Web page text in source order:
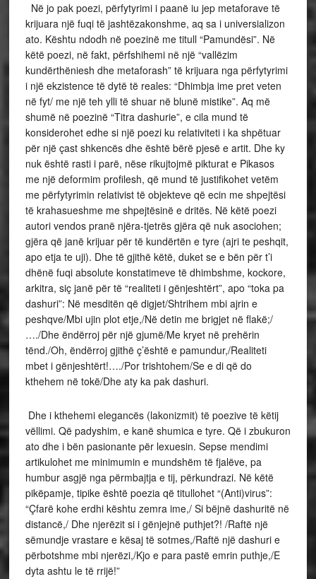
Në jo pak poezi, përfytyrimi i paanë iu jep metaforave të
krijuara një fuqi të jashtëzakonshme, aq sa i universializon
ato. Kështu ndodh në poezinë me titull “Pamundësi”. Në
këtë poezi, në fakt, përfshihemi në një “vallëzim
kundërthëniesh dhe metaforash” të krijuara nga përfytyrimi
i një ekzistence të dytë të reales: “Dhimbja ime pret veten
në fyt/ me një teh ylli të shuar në blunë mistike”. Aq më
shumë në poezinë “Titra dashurie”, e cila mund të
konsiderohet edhe si një poezi ku relativiteti i ka shpëtuar
për një çast shkencës dhe është bërë pjesë e artit. Dhe ky
nuk është rasti i parë, nëse rikujtojmë pikturat e Pikasos
me një deformim profilesh, që mund të justifikohet vetëm
me përfytyrimin relativist të objekteve që ecin me shpejtësi
të krahasueshme me shpejtësinë e dritës. Në këtë poezi
autori vendos pranë njëra-tjetrës gjëra që nuk asociohen;
gjëra që janë krijuar për të kundërtën e tyre (ajri te peshqit,
apo etja te uji). Dhe të gjithë këtë, duket se e bën për t’i
dhënë fuqi absolute konstatimeve të dhimbshme, kockore,
arkitra, siç janë për të “realiteti i gënjeshtërt”, apo “toka pa
dashuri”: Në mesditën që digjet/Shtrihem mbi ajrin e
peshqve/Mbi ujin plot etje,/Në detin me brigjet në flakë;/
…./Dhe ëndërroj për një gjumë/Me kryet në prehërin
tënd./Oh, ëndërroj gjithë ç’është e pamundur,/Realiteti
mbet i gënjeshtërt!…./Por trishtohem/Se e di që do
kthehem në tokë/Dhe aty ka pak dashuri.
Dhe i kthehemi elegancës (lakonizmit) të poezive të këtij
vëllimi. Që padyshim, e kanë shumica e tyre. Që i zbukuron
ato dhe i bën pasionante për lexuesin. Sepse mendimi
artikulohet me minimumin e mundshëm të fjalëve, pa
humbur asgjë nga përmbajtja e tij, përkundrazi. Në këtë
pikëpamje, tipike është poezia që titullohet “(Anti)virus”:
“Çfarë kohe erdhi kështu zemra ime,/ Si bëjnë dashuritë në
distancë,/ Dhe njerëzit si i gënjejnë puthjet?! /Raftë një
sëmundje vrastare e kësaj të sotmes,/Raftë një dashuri e
përbotshme mbi njerëzi,/Kjo e para pastë emrin puthje,/E
dyta ashtu le të rrijë!”